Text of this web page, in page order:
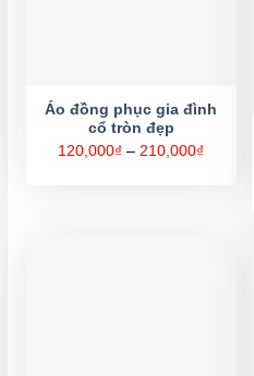
Áo đồng phục gia đình
cổ tròn đẹp
120,000₫ – 210,000₫